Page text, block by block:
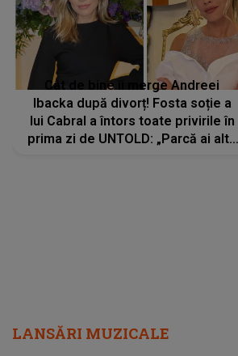
Cât de bine îi merge Andreei
Ibacka după divorț! Fosta soție a
lui Cabral a întors toate privirile în
prima zi de UNTOLD: „Parcă ai altă
LANSĂRI MUZICALE